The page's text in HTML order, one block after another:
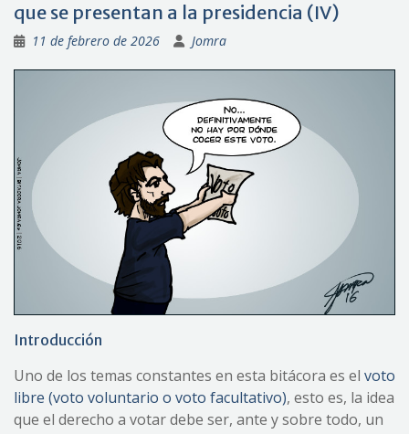
que se presentan a la presidencia (IV)
11 de febrero de 2026 Jomra
Introducción
Uno de los temas constantes en esta bitácora es el voto
libre (voto voluntario o voto facultativo), esto es, la idea
que el derecho a votar debe ser, ante y sobre todo, un